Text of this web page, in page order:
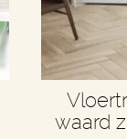
waard